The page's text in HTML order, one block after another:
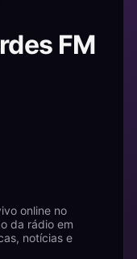
FM
online no
da rádio em
notícias e